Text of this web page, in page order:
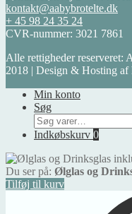
kontakt@aabybrotelte.dk
+ 45 98 24 35 24
CVR-nummer: 3021 7861
Alle rettigheder
2018 | Design & Hosting af
Min konto
Søg
Søg
efter:
Indkøbskurv 0
Du ser på: Ølglas og
Tilføj til kurv